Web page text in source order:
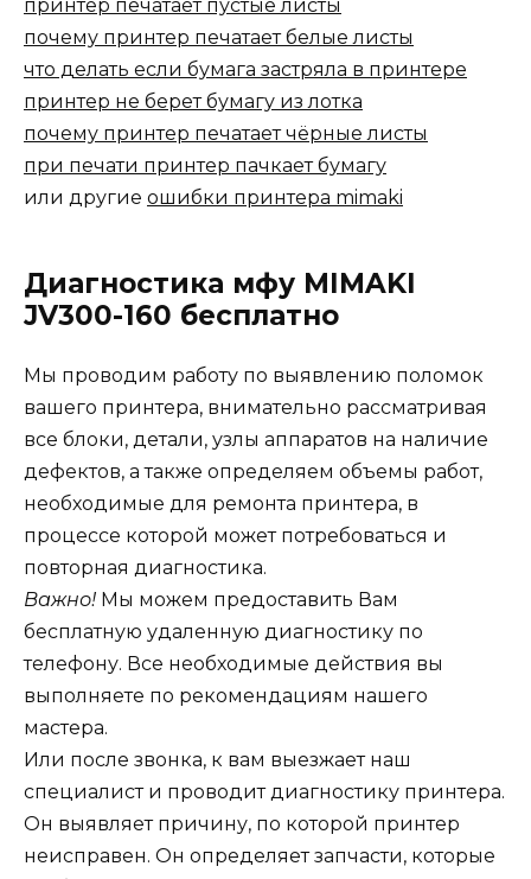
принтер печатает пустые листы
почему принтер печатает белые листы
что делать если бумага застряла в принтере
принтер не берет бумагу из лотка
почему принтер печатает чёрные листы
при печати принтер пачкает бумагу
или другие ошибки принтера mimaki
Диагностика мфу MIMAKI
JV300-160 бесплатно
Мы проводим работу по выявлению поломок
вашего принтера, внимательно рассматривая
все блоки, детали, узлы аппаратов на наличие
дефектов, а также определяем объемы работ,
необходимые для ремонта принтера, в
процессе которой может потребоваться и
повторная диагностика.
Важно! Мы можем предоставить Вам
бесплатную удаленную диагностику по
телефону. Все необходимые действия вы
выполняете по рекомендациям нашего
мастера.
Или после звонка, к вам выезжает наш
специалист и проводит диагностику принтера.
Он выявляет причину, по которой принтер
неисправен. Он определяет запчасти, которые